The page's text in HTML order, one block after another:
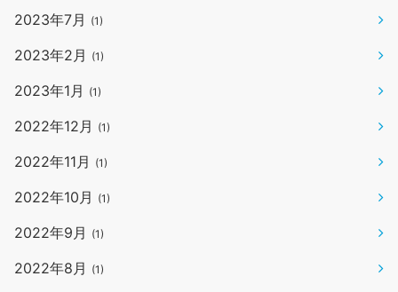
2023年7月 (1)
2023年2月 (1)
2023年1月 (1)
2022年12月 (1)
2022年11月 (1)
2022年10月 (1)
2022年9月 (1)
2022年8月 (1)